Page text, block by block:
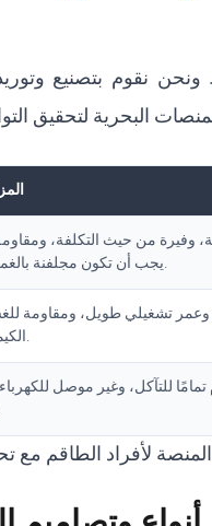
نقوم بتصنيع
وفيرة من حيث التكلفة،
يجب أن تكون مجلفنة بالغمس الساخن.
وعمر تشغيلي طويل، ومقاومة
الكيميائية القوية.
للتآكل، وغير موصل